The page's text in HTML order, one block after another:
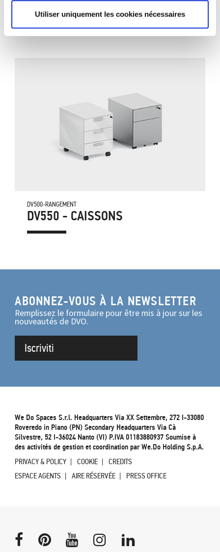
Utiliser uniquement les cookies nécessaires
PROJETS CONNEXES
DV500-RANGEMENT
DV550 - CAISSONS
ABONNEZ-VOUS À LA NEWSLETTER
Remplissez le formulaire pour être mis à jour sur les
nouveautés de DVO.
Iscriviti
We Do Spaces S.r.l. Headquarters Via XX Settembre, 272 I-33080
Roveredo in Piano (PN) Secondary Headquarters Via Cà
Silvestre, 52 I-36024 Nanto (VI) P.IVA 01183880937 Soumise à
des activités de gestion et coordination par We.Do Holding S.p.A.
PRIVACY & POLICY COOKIE
CREDITS
ESPACE AGENTS
AIRE RÉSERVÉE PRESS OFFICE